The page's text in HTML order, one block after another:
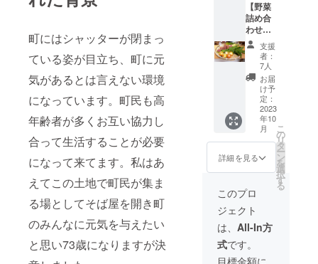
町にはシャッターが閉まっ
ている姿が目立ち、町に元
気があるとは言えない環境
になっています。町民も高
年齢者が多くお互い協力し
合って生活することが必要
になって来てます。私はあ
えてこの土地で町民が集ま
る場としてそば屋を開き町
のみんなに元気を与えたい
と思い73歳になりますが決
【野菜
詰め合
わせ
セッ
ト】 野
菜詰め
合わせ
は自ら
栽培し
ている
季節の
作物を
詰め合
わせに
してお
届けい
たしま
す。 佐
賀県多
久市の
自家農
園でと
れた野
支援
者：
7人
お届
け予
定：
2023
年10
月
詳細を見る
こ
の
リ
タ
ー
ン
を
選
択
す
る
このプロ
ジェクト
は、 All-In方
式です。